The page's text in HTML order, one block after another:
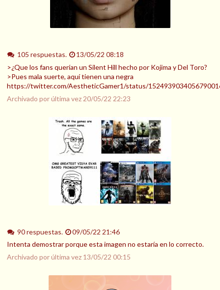
105 respuestas.
13/05/22 08:18
>¿Que los fans querían un Silent Hill hecho por Kojima y Del Toro?
>Pues mala suerte, aquí tienen una negra
https://twitter.com/AestheticGamer1/status/
Archivado por última vez 20/05/22 22:23
90 respuestas.
09/05/22 21:46
Intenta demostrar porque esta imagen no estaría en lo correcto.
Archivado por última vez 13/05/22 00:15